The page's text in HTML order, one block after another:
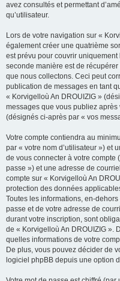
avez consultés et permettant
qu’utilisateur.
Lors de votre navigation sur «
également créer une quatrième
est prévu pour couvrir
seconde manière est de
que nous collectons. Ceci peut
publication de messages en tant
« Korvigelloù An DROUIZIG »
messages que vous publiez
(désignés ci-après par « vos
Votre compte contiendra au
par « votre nom d’utilisateur ») et
de vous connecter à votre compte
passe ») et une adresse de
compte sur « Korvigelloù An
protection des données
Toutes les informations, en-
passe et de votre adresse de
durant votre inscription, sont
de « Korvigelloù An DROUIZIG ».
quelles informations de votre
De plus, vous pouvez décider de
logiciel phpBB depuis une option